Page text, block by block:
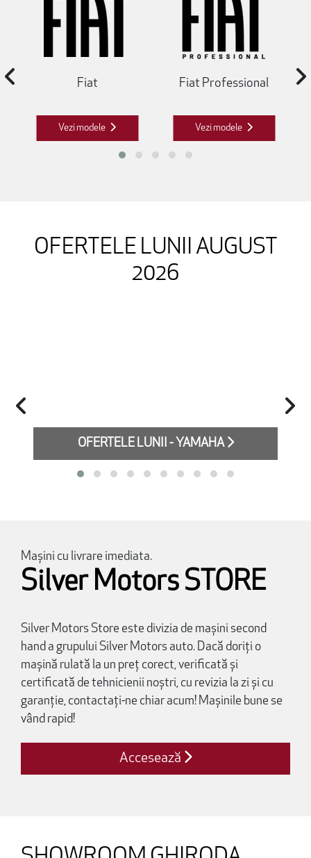
Fiat
Vezi modele
Fiat Professional
Vezi modele
OFERTELE LUNII AUGUST
2026
OFERTELE LUNII - YAMAHA
Mașini cu livrare imediata.
Silver Motors STORE
Silver Motors Store este divizia de mașini second
hand a grupului Silver Motors auto. Dacă doriți o
mașină rulată la un preț corect, verificată și
certificată de tehnicienii noștri, cu revizia la zi și cu
garanție, contactați-ne chiar acum! Mașinile bune se
vând rapid!
Accesează